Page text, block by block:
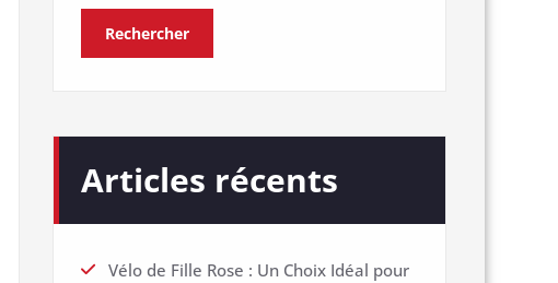
Rechercher
Articles récents
Vélo de Fille Rose : Un Choix Idéal pour